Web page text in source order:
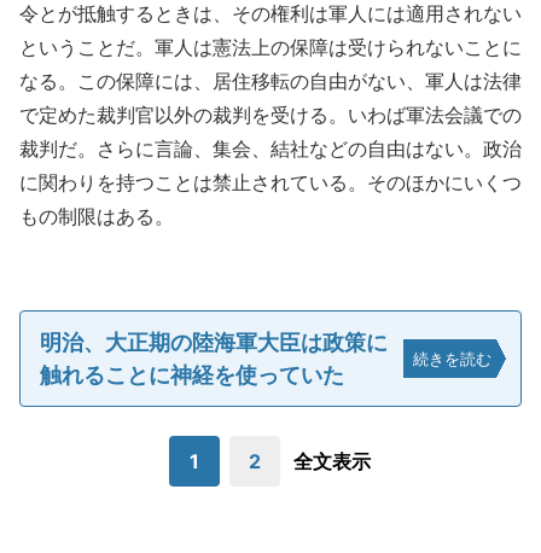
令とが抵触するときは、その権利は軍人には適用されない
ということだ。軍人は憲法上の保障は受けられないことに
なる。この保障には、居住移転の自由がない、軍人は法律
で定めた裁判官以外の裁判を受ける。いわば軍法会議での
裁判だ。さらに言論、集会、結社などの自由はない。政治
に関わりを持つことは禁止されている。そのほかにいくつ
もの制限はある。
明治、大正期の陸海軍大臣は政策に
触れることに神経を使っていた
続きを読む
1 2 全文表示